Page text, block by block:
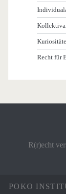
Recht für
R(r)echt
POKO